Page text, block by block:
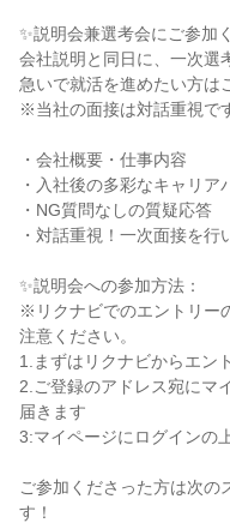
✨説明会兼選考会にご参加
会社説明と同日に、一次選
急いで就活を進めたい方は
※当社の面接は対話重視で
・会社概要・仕事内容
・入社後の多彩なキャリア
・NG質問なしの質疑応答
・対話重視！一次面接を行
✨説明会への参加方法：
※リクナビでのエントリー
注意ください。
1.まずはリクナビからエン
2.ご登録のアドレス宛にマ
届きます
3:マイページにログインの
ご参加くださった方は次の
す！